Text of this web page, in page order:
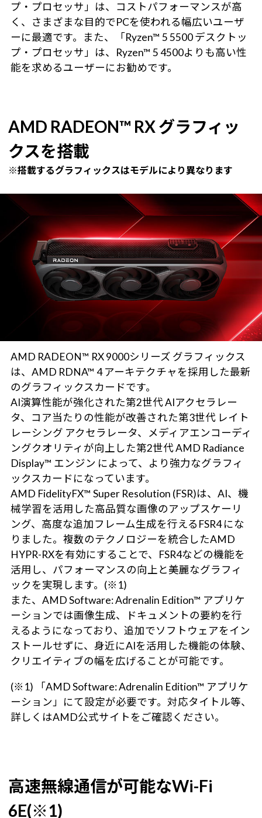
プ・プロセッサ」は、コストパフォーマンスが高
く、さまざまな目的でPCを使われる幅広いユーザ
ーに最適です。また、「Ryzen™ 5 5500 デスクトッ
プ・プロセッサ」は、Ryzen™ 5 4500よりも高い性
能を求めるユーザーにお勧めです。
AMD RADEON™ RX グラフィッ
クスを搭載
※搭載するグラフィックスはモデルにより異なります
AMD RADEON™ RX 9000シリーズ グラフィックス
は、AMD RDNA™ 4 アーキテクチャを採用した最新
のグラフィックスカードです。
AI演算性能が強化された第2世代 AIアクセラレー
タ、コア当たりの性能が改善された第3世代 レイト
レーシング アクセラレータ、メディアエンコーディ
ングクオリティが向上した第2世代 AMD Radiance
Display™ エンジン によって、より強力なグラフィ
ックスカードになっています。
AMD FidelityFX™ Super Resolution (FSR)は、AI、機
械学習を活用した高品質な画像のアップスケーリ
ング、高度な追加フレーム生成を行えるFSR4 にな
りました。複数のテクノロジーを統合したAMD
HYPR-RXを有効にすることで、FSR4などの機能を
活用し、パフォーマンスの向上と美麗なグラフィ
ックを実現します。(※1)
また、AMD Software: Adrenalin Edition™ アプリケ
ーションでは画像生成、ドキュメントの要約を行
えるようになっており、追加でソフトウェアをイン
ストールせずに、身近にAIを活用した機能の体験、
クリエイティブの幅を広げることが可能です。
(※1) 「AMD Software: Adrenalin Edition™ アプリケ
ーション」にて設定が必要です。対応タイトル等、
詳しくはAMD公式サイトをご確認ください。
高速無線通信が可能なWi-Fi
6E(※1)